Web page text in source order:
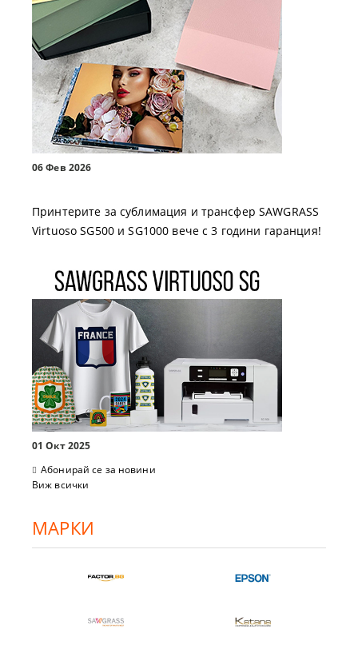
06 Фев 2026
Принтерите за сублимация и трансфер SAWGRASS
Virtuoso SG500 и SG1000 вече с 3 години гаранция!
01 Окт 2025
Абонирай се за новини
Виж всички
МАРКИ